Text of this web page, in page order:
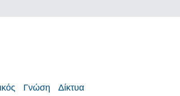
Γνώση Δίκτυα